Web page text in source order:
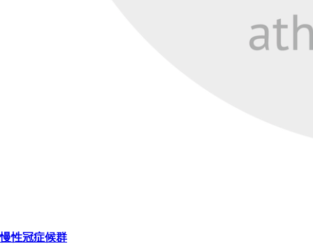
慢性冠症候群